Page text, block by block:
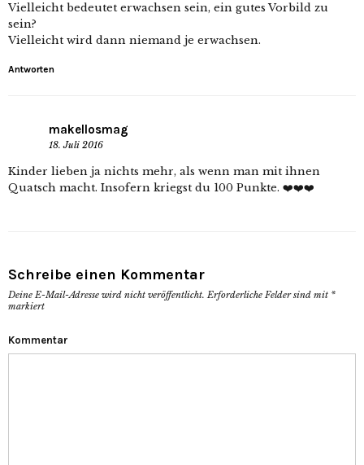
Vielleicht bedeutet erwachsen sein, ein gutes Vorbild zu
sein?
Vielleicht wird dann niemand je erwachsen.
Antworten
makellosmag
18. Juli 2016
Kinder lieben ja nichts mehr, als wenn man mit ihnen
Quatsch macht. Insofern kriegst du 100 Punkte. ❤️❤️❤️
Schreibe einen Kommentar
Deine E-Mail-Adresse wird nicht veröffentlicht. Erforderliche Felder sind mit *
markiert
Kommentar